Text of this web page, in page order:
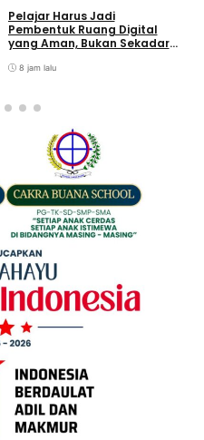
Pelajar Harus Jadi
Pembentuk Ruang Digital
yang Aman, Bukan Sekadar
8 jam lalu